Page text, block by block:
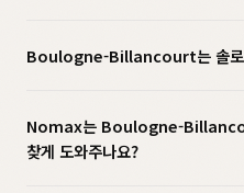
Boulogne-Billancourt는 솔로
Nomax는 Boulogne-
찾게 도와주나요?